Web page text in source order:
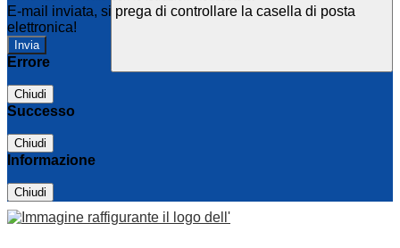
E-mail inviata, si prega di controllare la casella di posta
elettronica!
Errore
Chiudi
Successo
Chiudi
Informazione
Chiudi